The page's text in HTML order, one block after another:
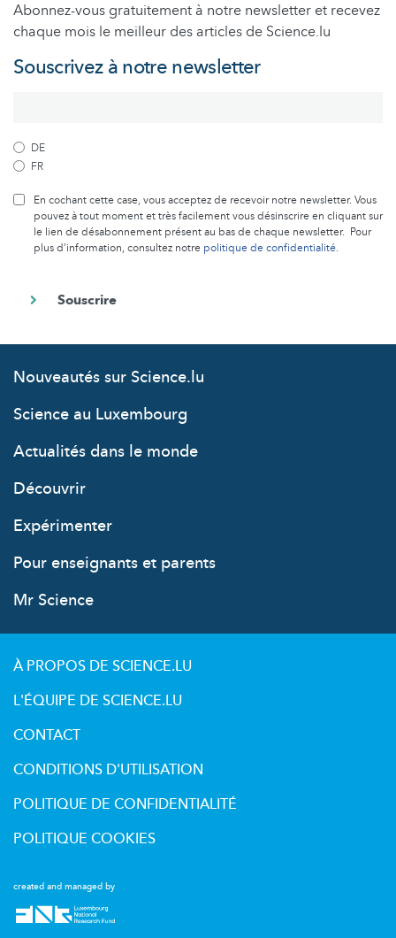
Abonnez-vous gratuitement à notre newsletter et recevez
chaque mois le meilleur des articles de Science.lu
Souscrivez à notre newsletter
DE
FR
En cochant cette case, vous acceptez de recevoir notre newsletter. Vous
pouvez à tout moment et très facilement vous désinscrire en cliquant sur
le lien de désabonnement présent au bas de chaque newsletter. Pour
plus d’information, consultez notre politique de confidentialité.
Nouveautés sur Science.lu
Science au Luxembourg
Actualités dans le monde
Découvrir
Expérimenter
Pour enseignants et parents
Mr Science
created and managed by
À PROPOS DE SCIENCE.LU
L'ÉQUIPE DE SCIENCE.LU
CONTACT
CONDITIONS D'UTILISATION
POLITIQUE DE CONFIDENTIALITÉ
POLITIQUE COOKIES